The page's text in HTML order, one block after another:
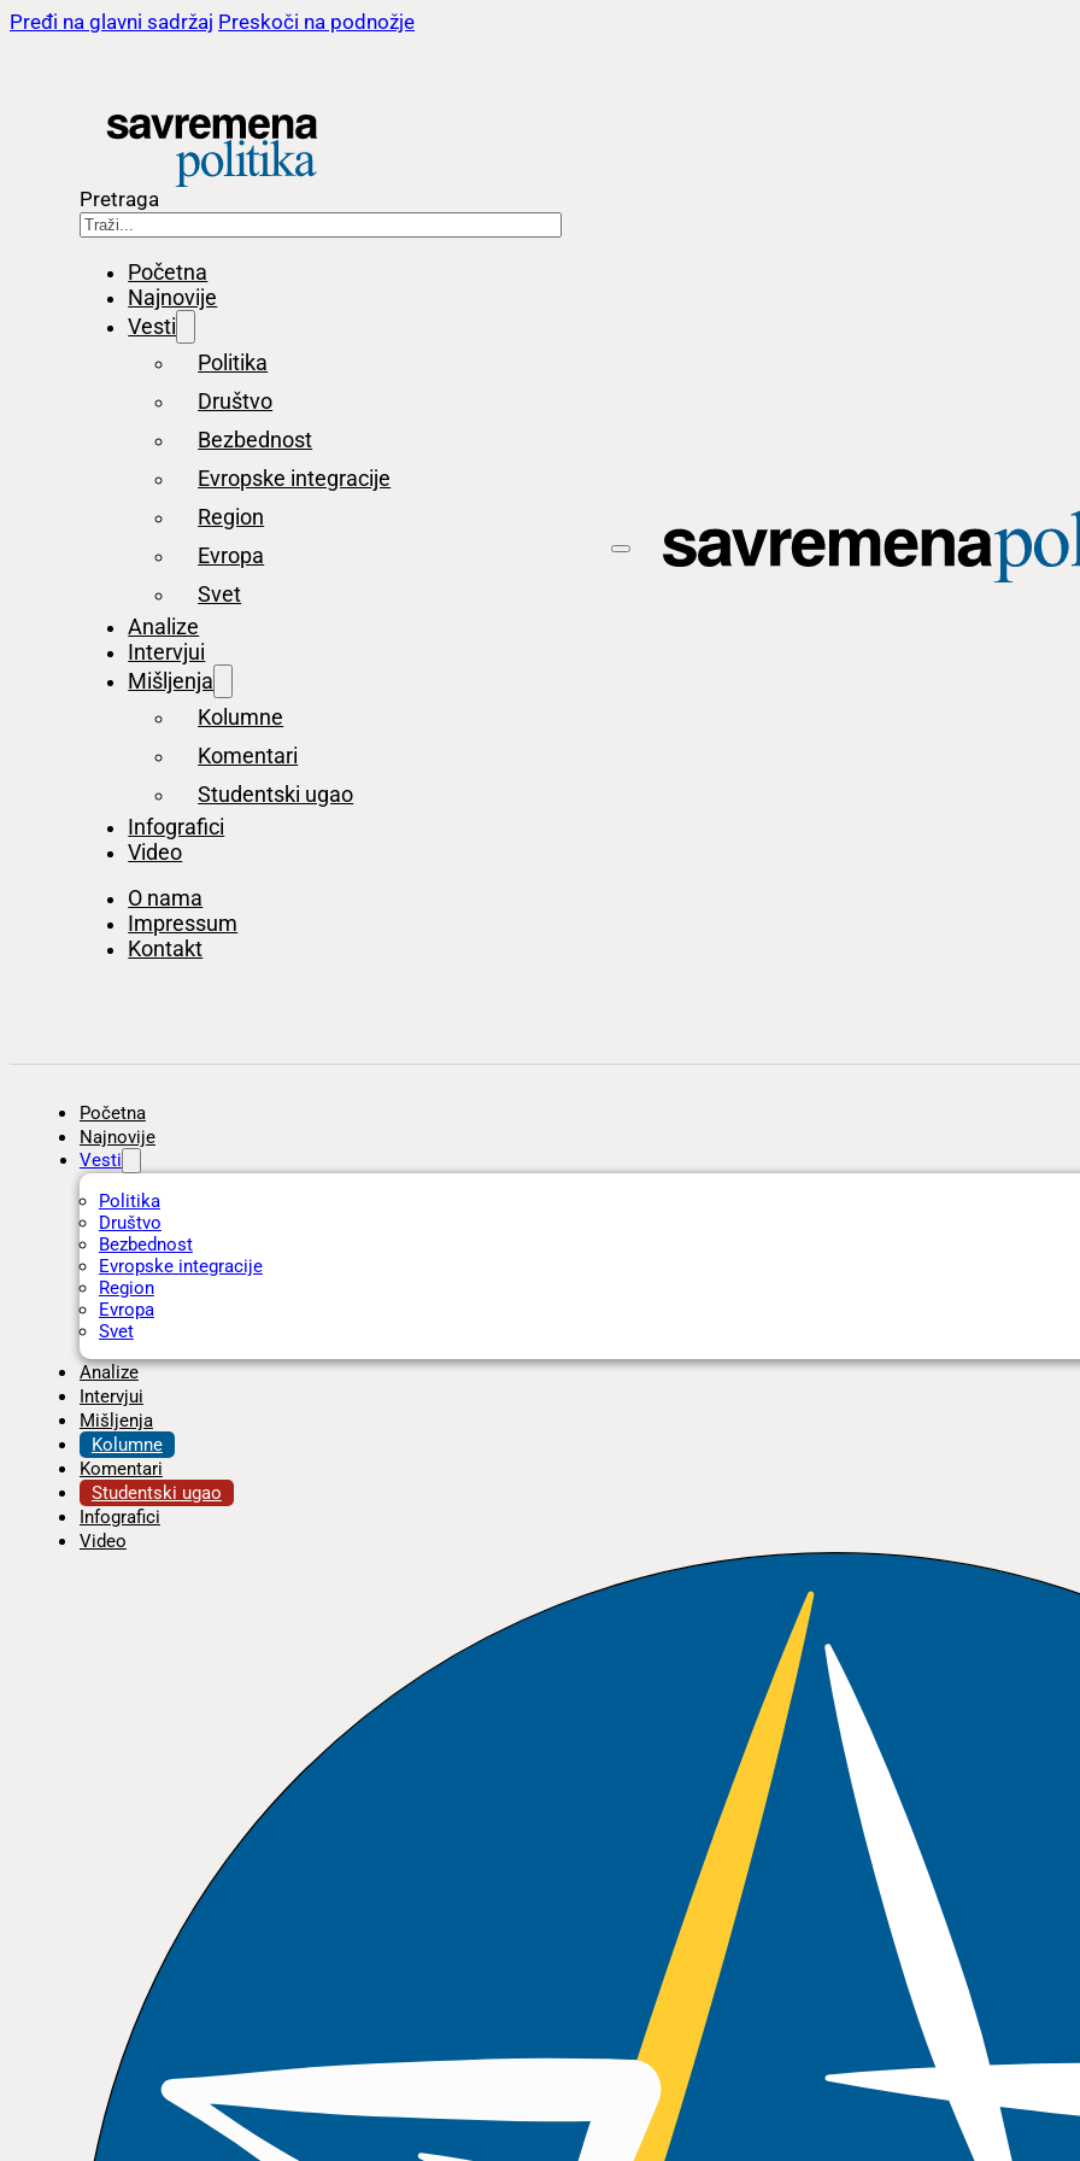
Pređi na glavni sadržaj Preskoči na podnožje
Pretraga
Početna
Najnovije
Vesti
Politika
Društvo
Bezbednost
Evropske integracije
Region
Evropa
Svet
Analize
Intervjui
Mišljenja
Kolumne
Komentari
Studentski ugao
Infografici
Video
O nama
Impressum
Kontakt
Početna
Najnovije
Vesti
Politika
Društvo
Bezbednost
Evropske integracije
Region
Evropa
Svet
Analize
Intervjui
Mišljenja
Kolumne
Komentari
Studentski ugao
Infografici
Video